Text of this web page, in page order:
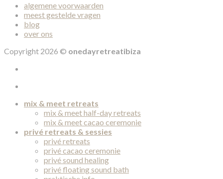
algemene voorwaarden
meest gestelde vragen
blog
over ons
Copyright 2026 © onedayretreatibiza
mix & meet retreats
mix & meet half-day retreats
mix & meet cacao ceremonie
privé retreats & sessies
privé retreats
privé cacao ceremonie
privé sound healing
privé floating sound bath